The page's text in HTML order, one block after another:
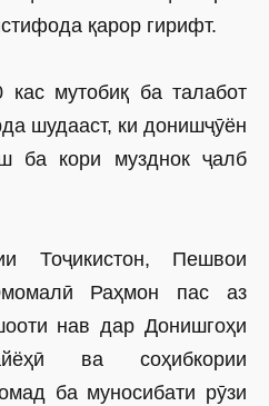
қарор гирифт.
мутобиқ ба талабот
шудааст, ки донишҷӯён
ба кори музднок ҷалб
Тоҷикистон, Пешвои
Раҳмон пас аз
нав дар Донишгоҳи
ва соҳибкории
ба муносибати рӯзи